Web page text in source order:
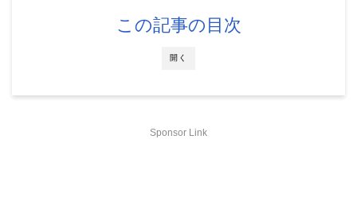
開く
この記事の目次
Sponsor Link